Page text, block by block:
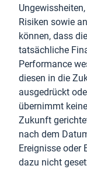
Risiken sowie
können, dass
tatsächliche
Performance
diesen in die
ausgedrückt
übernimmt
Zukunft
nach dem
Ereignisse oder
dazu nicht